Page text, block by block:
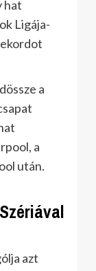
hat
Ligája-
a
a
után.
azt